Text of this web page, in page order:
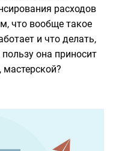
расходов
что вообще такое
и что делать,
она приносит